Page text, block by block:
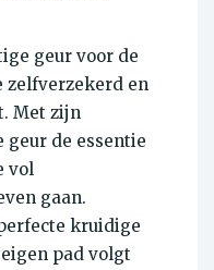
geur voor de
zelfverzekerd en
Met zijn
de essentie
vol
gaan.
kruidige
pad volgt